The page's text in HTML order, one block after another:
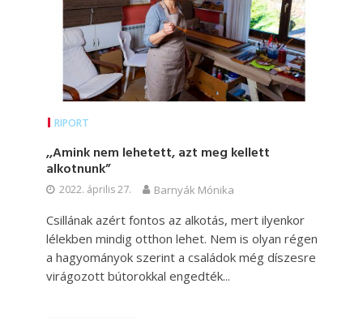
RIPORT
,,Amink nem lehetett, azt meg kellett
alkotnunk”
2022. április 27. Barnyák Mónika
Csillának azért fontos az alkotás, mert ilyenkor
lélekben mindig otthon lehet. Nem is olyan régen
a hagyományok szerint a családok még díszesre
virágozott bútorokkal engedték...